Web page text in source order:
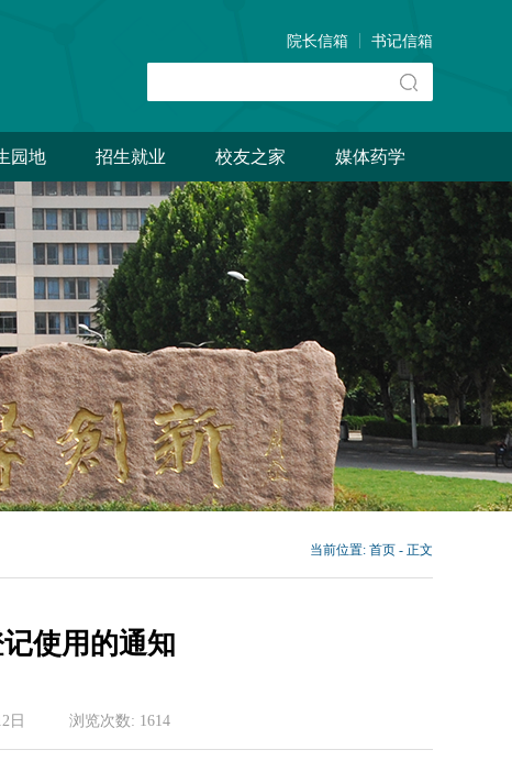
院长信箱 书记信箱
园地 招生就业 校友之家 媒体药学
当前位置: 首页 - 正文
使用的通知
日 浏览次数: 1614